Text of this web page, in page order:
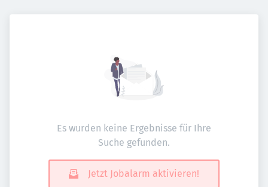
Es wurden keine Ergebnisse für Ihre
Suche gefunden.
Jetzt Jobalarm aktivieren!